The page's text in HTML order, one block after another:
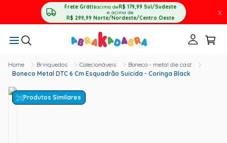
Frete Grátisacima deR$ 179,99 Sul/Sudeste
e acima de
R$ 299,99 Norte/Nordeste/Centro Oeste
X
Brinquedos Colecionáveis
Boneco - metal die cast
Boneco Metal DTC 6 Cm Esquadrão Suicida - Coringa Black
Produtos Similares